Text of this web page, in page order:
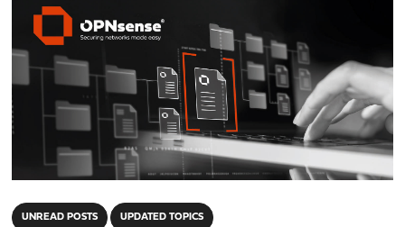
UNREAD POSTS UPDATED TOPICS